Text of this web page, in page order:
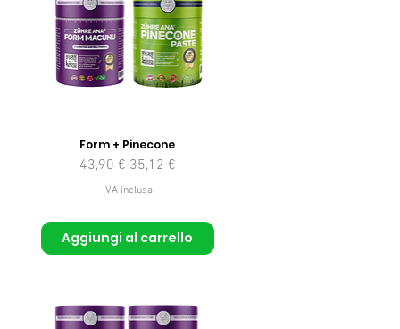
Form + Pinecone
Prezzo regolare
43,90 € Prezzo scontato
35,12 €
IVA inclusa
Aggiungi al carrello